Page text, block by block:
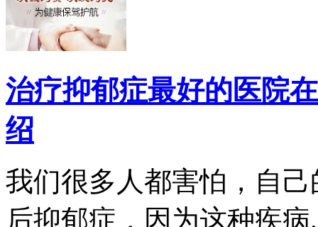
治疗抑郁症最好的医院
绍
我们很多人都害怕，自
后抑郁症，因为这种疾